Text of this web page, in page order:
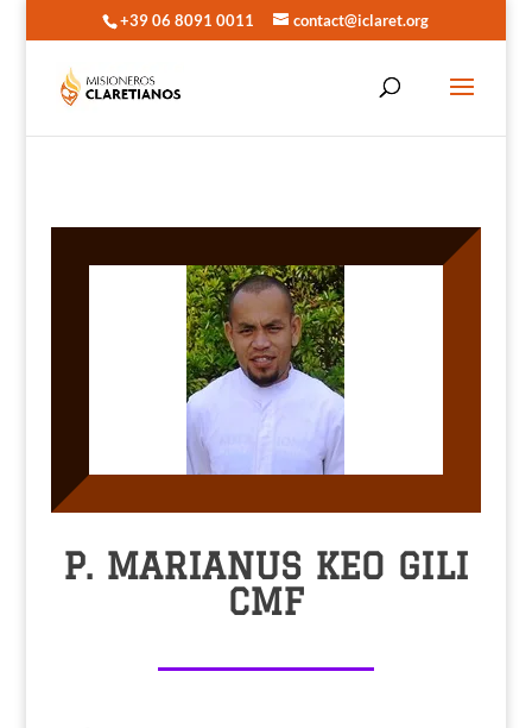
+39 06 8091 0011 contact@iclaret.org
P. MARIANUS KEO GILI
CMF